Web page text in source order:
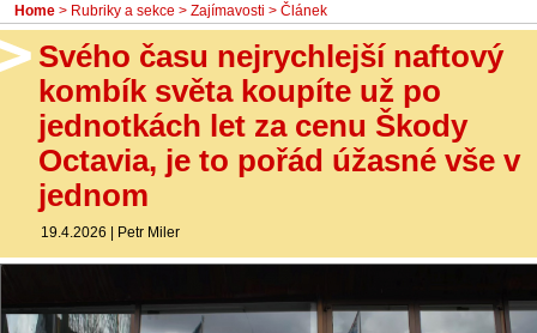
- Představení
- Fascinace a historie
- Život řidiče
- Tuning
- Technika
- Zajímavosti
- Ostatní
Home > Rubriky a sekce > Zajímavosti > Článek
Svého času nejrychlejší naftový
kombík světa koupíte už po
jednotkách let za cenu Škody
Octavia, je to pořád úžasné vše v
jednom
19.4.2026 | Petr Miler